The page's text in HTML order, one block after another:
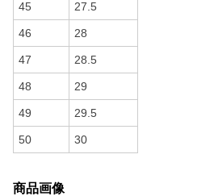
45 27.5
46 28
47 28.5
48 29
49 29.5
50 30
商品画像